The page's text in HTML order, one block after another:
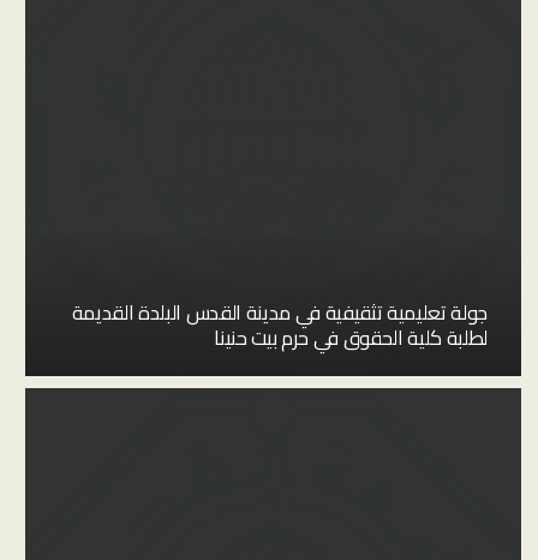
جولة تعليمية تثقيفية في مدينة القدس البلدة القديمة
لطلبة كلية الحقوق في حرم بيت حنينا